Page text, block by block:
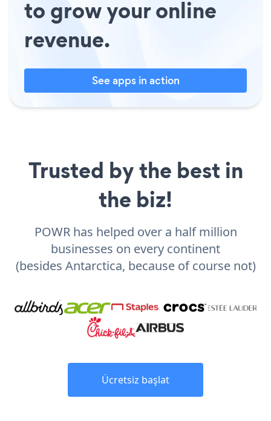
to grow your online
revenue.
See apps in action
Trusted by the best in
the biz!
POWR has helped over a half million
businesses on every continent
(besides Antarctica, because of course not)
Ücretsiz başlat